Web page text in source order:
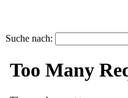
Suche nach: